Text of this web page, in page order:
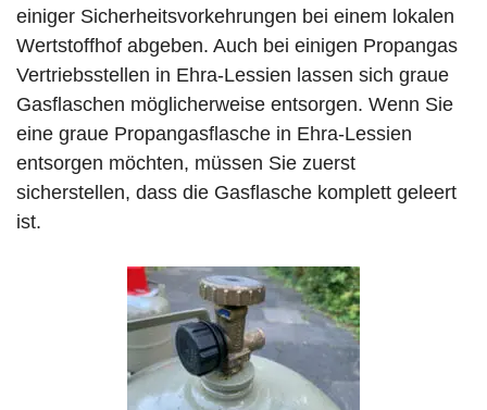
einiger Sicherheitsvorkehrungen bei einem lokalen
Wertstoffhof abgeben. Auch bei einigen Propangas
Vertriebsstellen in Ehra-Lessien lassen sich graue
Gasflaschen möglicherweise entsorgen. Wenn Sie
eine graue Propangasflasche in Ehra-Lessien
entsorgen möchten, müssen Sie zuerst
sicherstellen, dass die Gasflasche komplett geleert
ist.